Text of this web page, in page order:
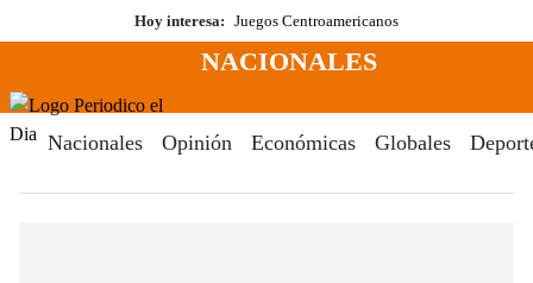
al
Hoy interesa: Juegos Centroamericanos
Menú
NACIONALES
Nacionales Opinión Económicas Globales